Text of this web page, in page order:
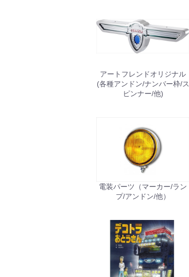
アートフレンドオリジナル
(各種アンドン/ナンバー枠/ス
ピンナー/他)
電装パーツ（マーカー/ラン
プ/アンドン/他）